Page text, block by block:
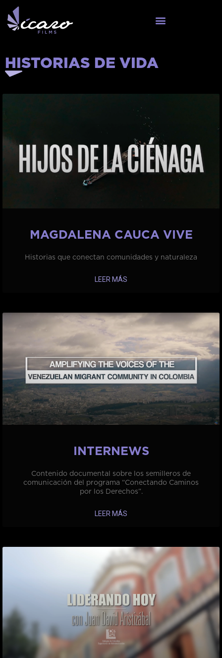
HISTORIAS DE VIDA
MAGDALENA CAUCA VIVE
Historias que conectan comunidades y naturaleza
LEER MÁS
INTERNEWS
Contenido documental sobre los semilleros de
comunicación del programa “Conectando Caminos
por los Derechos”.
LEER MÁS